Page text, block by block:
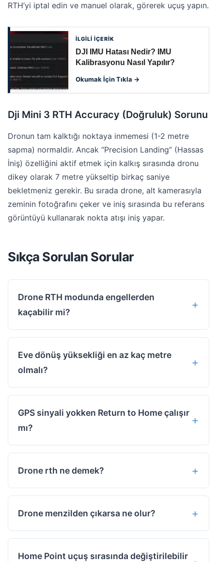
RTH’yi iptal edin ve manuel olarak, görerek uçuş yapın.
İLGİLİ İÇERİK
DJI IMU Hatası Nedir? IMU
Kalibrasyonu Nasıl Yapılır?
Okumak İçin Tıkla →
Dji Mini 3 RTH Accuracy (Doğruluk) Sorunu
Dronun tam kalktığı noktaya inmemesi (1-2 metre
sapma) normaldir. Ancak “Precision Landing” (Hassas
İniş) özelliğini aktif etmek için kalkış sırasında dronu
dikey olarak 7 metre yükseltip birkaç saniye
bekletmeniz gerekir. Bu sırada drone, alt kamerasıyla
zeminin fotoğrafını çeker ve iniş sırasında bu referans
görüntüyü kullanarak nokta atışı iniş yapar.
Sıkça Sorulan Sorular
Drone RTH modunda engellerden
kaçabilir mi?
Eve dönüş yüksekliği en az kaç metre
olmalı?
GPS sinyali yokken Return to Home çalışır
mı?
Drone rth ne demek?
Drone menzilden çıkarsa ne olur?
Home Point uçuş sırasında değiştirilebilir